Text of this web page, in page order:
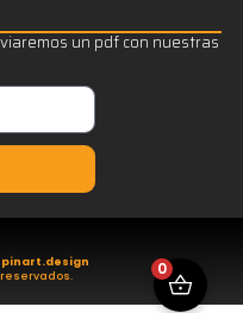
un pdf con nuestras
0